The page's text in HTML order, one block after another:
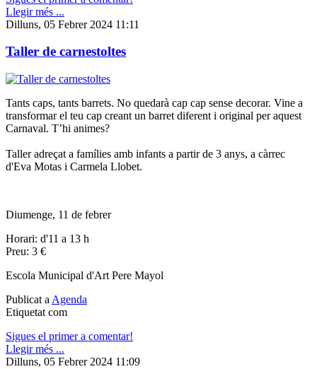
Llegir més ...
Dilluns, 05 Febrer 2024 11:11
Taller de carnestoltes
Tants caps, tants barrets. No quedarà cap cap sense decorar. Vine a
transformar el teu cap creant un barret diferent i original per aquest
Carnaval. T’hi animes?
Taller adreçat a famílies amb infants a partir de 3 anys, a càrrec
d'Eva Motas i Carmela Llobet.
Diumenge, 11 de febrer
Horari: d'11 a 13 h
Preu: 3 €
Escola Municipal d'Art Pere Mayol
Publicat a Agenda
Etiquetat com
Sigues el primer a comentar!
Llegir més ...
Dilluns, 05 Febrer 2024 11:09